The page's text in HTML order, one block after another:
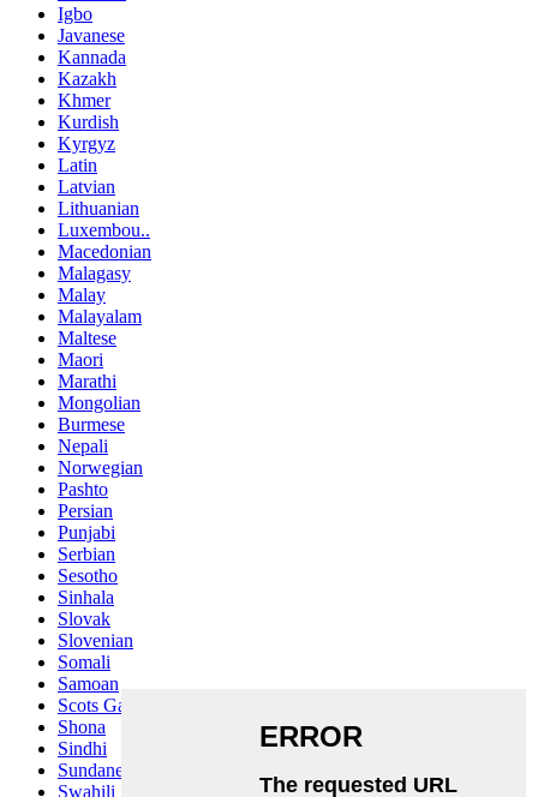
Igbo
Javanese
Kannada
Kazakh
Khmer
Kurdish
Kyrgyz
Latin
Latvian
Lithuanian
Luxembou..
Macedonian
Malagasy
Malay
Malayalam
Maltese
Maori
Marathi
Mongolian
Burmese
Nepali
Norwegian
Pashto
Persian
Punjabi
Serbian
Sesotho
Sinhala
Slovak
Slovenian
Somali
Samoan
Scots Gaelic
Shona
Sindhi
Sundanese
Swahili